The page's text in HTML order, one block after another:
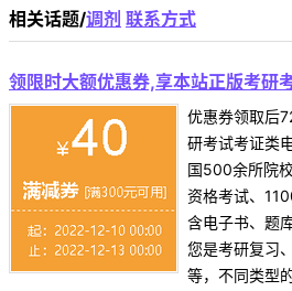
相关话题/调剂 联系方式
领限时大额优惠券,享本站正版考研
优惠券领取后
研考试考证类
国500余所院
资格考试、
含电子书、题
您是考研复习
等，不同类型